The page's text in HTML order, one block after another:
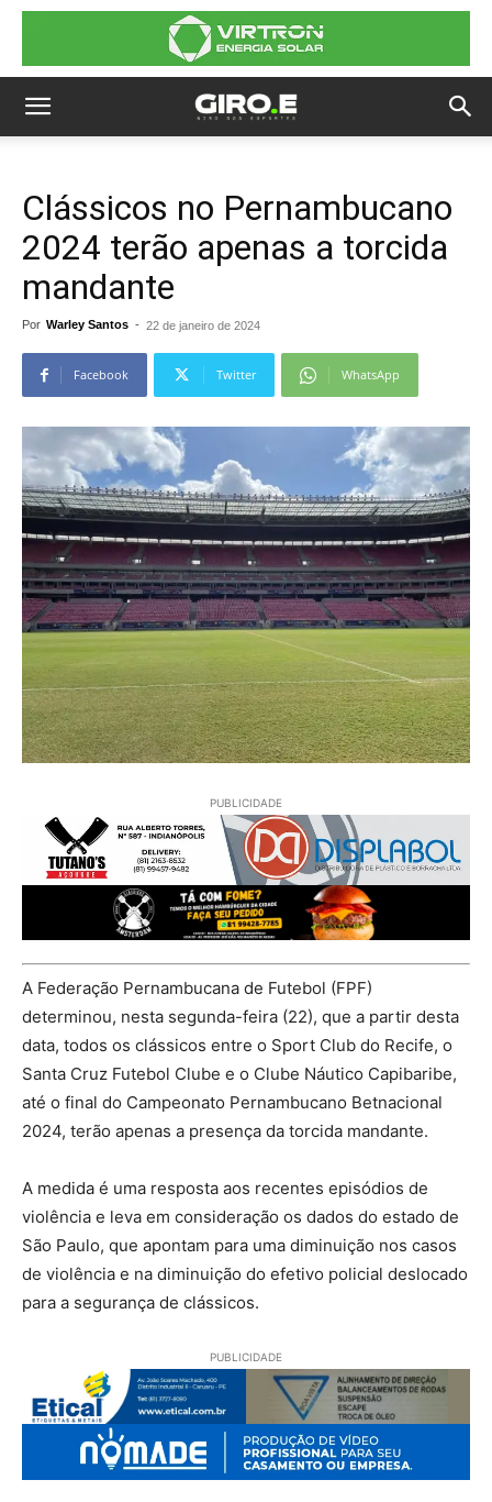
Clássicos no Pernambucano
2024 terão apenas a torcida
mandante
Por Warley Santos - 22 de janeiro de 2024
Facebook Twitter WhatsApp
PUBLICIDADE
A Federação Pernambucana de Futebol (FPF)
determinou, nesta segunda-feira (22), que a partir desta
data, todos os clássicos entre o Sport Club do Recife, o
Santa Cruz Futebol Clube e o Clube Náutico Capibaribe,
até o final do Campeonato Pernambucano Betnacional
2024, terão apenas a presença da torcida mandante.
A medida é uma resposta aos recentes episódios de
violência e leva em consideração os dados do estado de
São Paulo, que apontam para uma diminuição nos casos
de violência e na diminuição do efetivo policial deslocado
para a segurança de clássicos.
PUBLICIDADE